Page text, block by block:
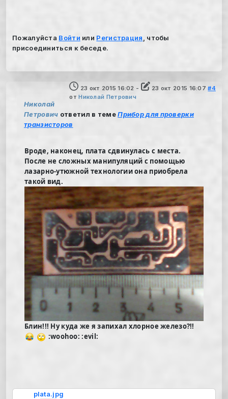
Пожалуйста Войти или Регистрация
, чтобы
присоединиться к беседе.
23 окт 2015 16:02 - 23 окт 2015 16:07 #4
отНиколай Петрович
Николай
Петрович ответил в темеПрибор для проверки
транзисторов
Вроде, наконец, плата сдвинулась с места.
После не сложных манипуляций с помощью
лазарно-утюжной технологии она приобрела
такой вид.
Блин!!! Ну куда же я запихал хлорное железо?!!
:woohoo: :evil:
plata.jpg